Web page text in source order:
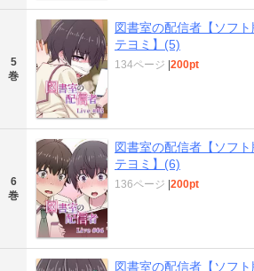
5
巻
図書室の配信者【ソフ
テヨミ】(5)
134ページ |200pt
6
巻
図書室の配信者【ソフ
テヨミ】(6)
136ページ |200pt
図書室の配信者【ソフ